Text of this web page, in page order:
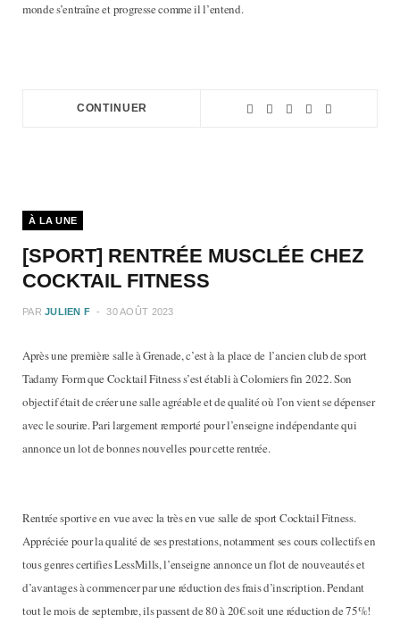
monde s’entraîne et progresse comme il l’entend.
CONTINUER
À LA UNE
[SPORT] RENTRÉE MUSCLÉE CHEZ
COCKTAIL FITNESS
PAR JULIEN F 30 AOÛT 2023
Après une première salle à Grenade, c’est à la place de l’ancien club de sport
Tadamy Form que Cocktail Fitness s’est établi à Colomiers fin 2022. Son
objectif était de créer une salle agréable et de qualité où l’on vient se dépenser
avec le sourire. Pari largement remporté pour l’enseigne indépendante qui
annonce un lot de bonnes nouvelles pour cette rentrée.
Rentrée sportive en vue avec la très en vue salle de sport Cocktail Fitness.
Appréciée pour la qualité de ses prestations, notamment ses cours collectifs en
tous genres certifies LessMills, l’enseigne annonce un flot de nouveautés et
d’avantages à commencer par une réduction des frais d’inscription. Pendant
tout le mois de septembre, ils passent de 80 à 20€ soit une réduction de 75%!